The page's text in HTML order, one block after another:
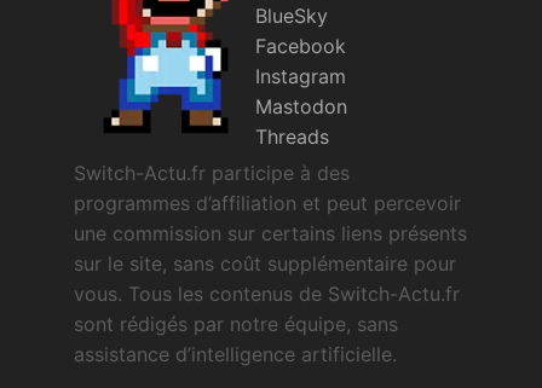
BlueSky
Facebook
Instagram
Mastodon
Threads
Switch-Actu.fr participe à des
programmes d’affiliation et peut percevoir
une commission sur certains liens présents
sur le site, sans coût supplémentaire pour
vous. Tous les contenus de Switch-Actu.fr
sont rédigés par notre équipe, sans
assistance d’intelligence artificielle.